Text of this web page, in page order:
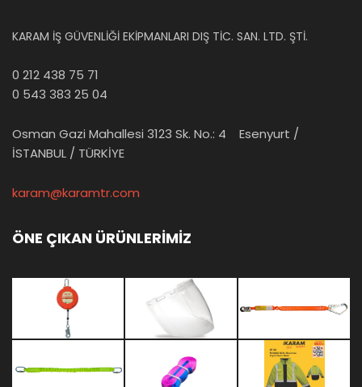
KARAM İŞ GÜVENLİĞİ EKİPMANLARI DIŞ TİC. SAN. LTD. ŞTİ.
0 212 438 75 71
0 543 383 25 04
Osman Gazi Mahallesi 3123 Sk. No.: 4 Esenyurt /
İSTANBUL / TÜRKİYE
karam@karamtr.com
ÖNE ÇIKAN ÜRÜNLERİMİZ